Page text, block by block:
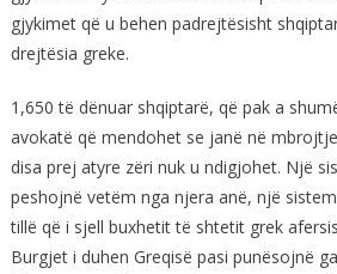
gjykimet që u behen padrejtësisht
drejtësia greke.
1,650 të dënuar shqiptarë, që pak a
avokatë që mendohet se janë në
disa prej atyre zëri nuk u ndigjohet. Një
peshojnë vetëm nga njera anë, një
tillë që i sjell buxhetit të shtetit grek
Burgjet i duhen Greqisë pasi punësojnë